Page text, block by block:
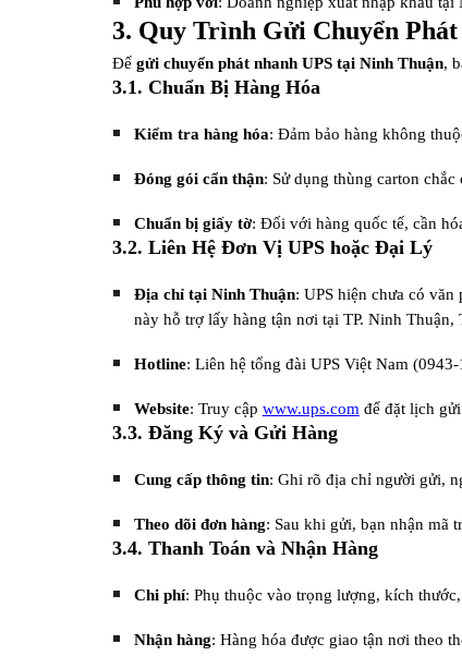
3. Quy Trình Gửi Chuyển
Để gửi chuyển phát nhanh UPS tại Ninh Thuận,
3.1. Chuẩn Bị Hàng Hóa
Kiểm tra hàng hóa: Đảm bảo hàng không
Đóng gói cẩn thận: Sử dụng thùng carton
Chuẩn bị giấy tờ: Đối với hàng quốc tế, cần
3.2. Liên Hệ Đơn Vị UPS hoặc Đại Lý
Địa chỉ tại Ninh Thuận: UPS hiện chưa có
này hỗ trợ lấy hàng tận nơi tại TP. Ninh Thuận,
Hotline: Liên hệ tổng đài UPS Việt Nam
Website: Truy cập www.ups.com để đặt lịch
3.3. Đăng Ký và Gửi Hàng
Cung cấp thông tin: Ghi rõ địa chỉ người gửi,
Theo dõi đơn hàng: Sau khi gửi, bạn nhận mã
3.4. Thanh Toán và Nhận Hàng
Chi phí: Phụ thuộc vào trọng lượng, kích
Nhận hàng: Hàng hóa được giao tận nơi theo